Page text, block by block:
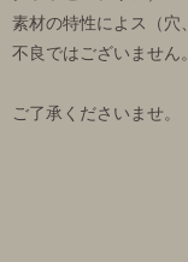
素材の特性によス（穴
不良ではございません。
ご了承くださいませ。